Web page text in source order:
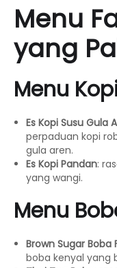
Menu
yang
Menu
Es Kopi Susu Gula
perpaduan kopi
gula aren.
Es Kopi Pandan:
yang wangi.
Menu
Brown Sugar Boba
boba kenyal yang